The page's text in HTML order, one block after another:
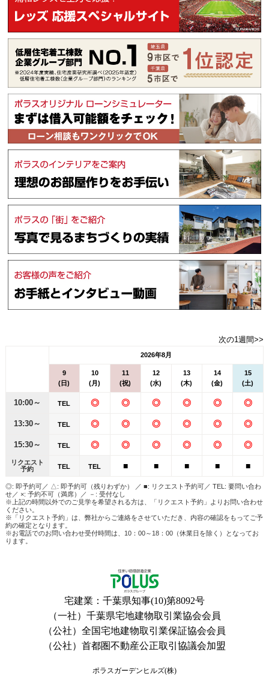
次の1週間>>
2026年8月
9
(日)
10
(月)
11
(祝)
12
(水)
13
(木)
14
(金)
15
(土)
10:00～ TEL ◎ ◎ ◎ ◎ ◎ ◎
13:30～ TEL ◎ ◎ ◎ ◎ ◎ ◎
15:30～ TEL ◎ ◎ ◎ ◎ ◎ ◎
リクエスト
予約
TEL TEL ■ ■ ■ ■ ■
◎: 即予約可／ △: 即予約可（残りわずか） ／ ■: リクエスト予約可／ TEL: 要問い合わ
せ／ ×: 予約不可（満席）／ －: 受付なし
※上記の時間以外でのご見学を希望される方は、「リクエスト予約」よりお問い合わせ
ください。
※「リクエスト予約」は、弊社からご連絡をさせていただき、内容の確認をもってご予
約の確定となります。
※お電話でのお問い合わせ受付時間は、10：00～18：00（休業日を除く）となってお
ります。
宅建業：千葉県知事(10)第8092号
（一社）千葉県宅地建物取引業協会会員
（公社）全国宅地建物取引業保証協会会員
（公社）首都圏不動産公正取引協議会加盟
ポラスガーデンヒルズ(株)